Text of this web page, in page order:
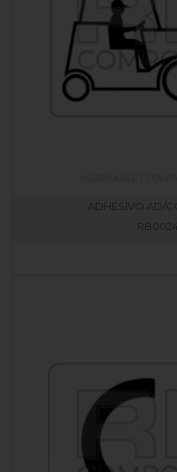
ADHESIVO AD/